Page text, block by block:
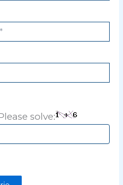
solve: